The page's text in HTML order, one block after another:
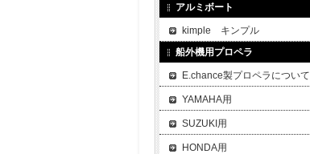
アルミボート
kimple キンプル
船外機用プロペラ
E.chance製プロペラについて
YAMAHA用
SUZUKI用
HONDA用